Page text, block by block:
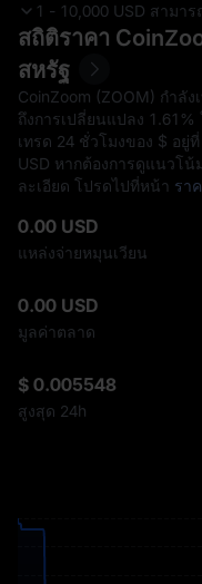
1 - 10,000 USD สามา
สถิติราคา
สหรัฐ
CoinZoom (ZOOM) กำลั
ถึงการเปลี่ยนแปลง 1.61%
เทรด 24 ชั่วโมงของ $ อยู่
USD หากต้องการดูแนวโ
ละเอียด โปรดไปที่หน้า รา
0.00 USD
แหล่งจ่ายหมุนเวียน
0.00 USD
มูลค่าตลาด
$ 0.005548
สูงสุด 24h